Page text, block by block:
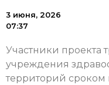
3 июня, 2026
07:37
Участники проекта
учреждения
территорий сроком